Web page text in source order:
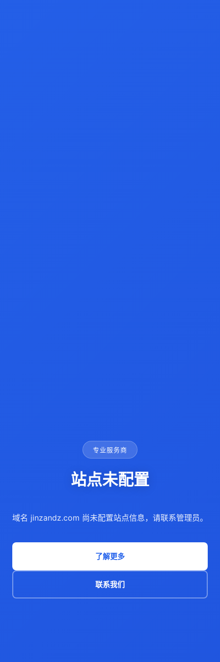
专业服务商
站点未配置
域名 jinzandz.com 尚未配置站点信息，请联系管理员。
了解更多
联系我们